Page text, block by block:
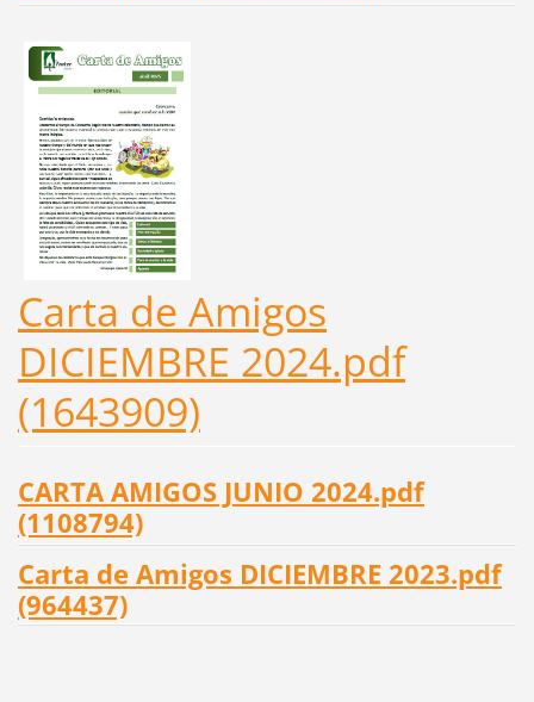
Carta de Amigos
DICIEMBRE 2024.pdf
(1643909)
CARTA AMIGOS JUNIO 2024.pdf
(1108794)
Carta de Amigos DICIEMBRE 2023.pdf
(964437)